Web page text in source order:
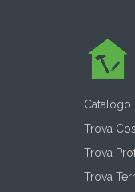
Catalogo
Trova
Trova
Trova